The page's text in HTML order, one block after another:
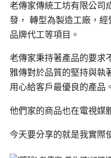
老傳家傳統工坊有限公司
發， 轉型為製造工廠，經
品牌代工等項目。
老傳家秉持著產品的要求
雅傳對於品質的堅持與執
用心給客戶最優良的產品。
他們家的商品也在電視媒
今天要分享的就是我實際